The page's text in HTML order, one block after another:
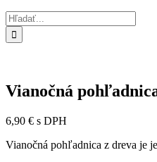
Hľadať:
Vianočná
6,90 € s DPH
Vianočná pohľadnica z dreva je